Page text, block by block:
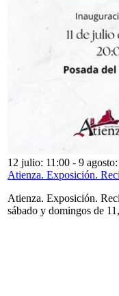
12 julio: 11:00 - 9
Atienza. Exposición.
Atienza. Exposición.
sábado y domingos de